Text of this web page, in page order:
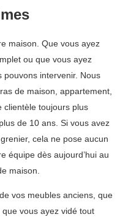
maison. Que vous ayez
ou que vous ayez
pouvons intervenir. Nous
de maison, appartement,
clientèle toujours plus
de 10 ans. Si vous avez
cela ne pose aucun
équipe dès aujourd’hui au
maison.
vos meubles anciens, que
que vous ayez vidé tout